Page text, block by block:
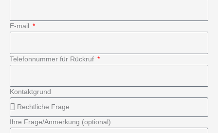
E-mail
Telefonnummer für Rückruf
Kontaktgrund
Ihre Frage/Anmerkung (optional)